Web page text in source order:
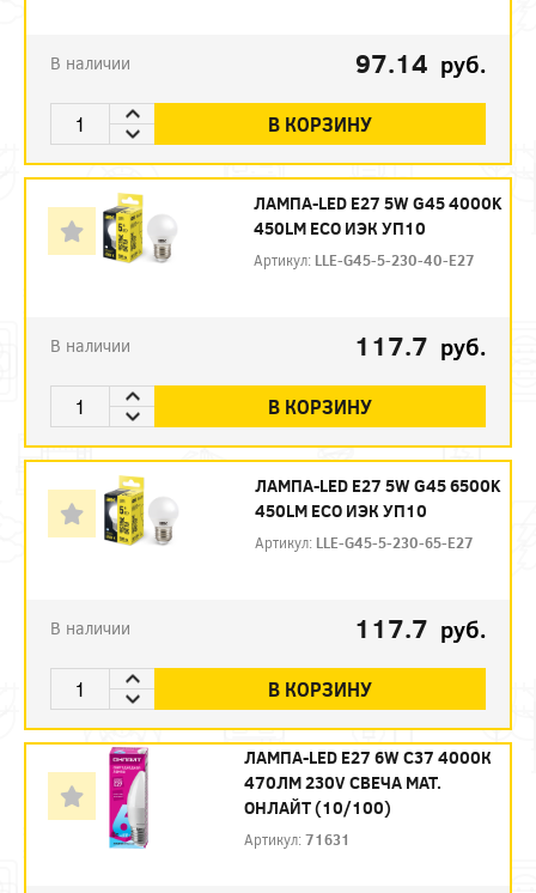
В наличии 97.14 руб.
В КОРЗИНУ
ЛАМПА-LED E27 5W G45 4000K
450LM ECO ИЭК УП10
Артикул: LLE-G45-5-230-40-E27
В наличии 117.7 руб.
В КОРЗИНУ
ЛАМПА-LED E27 5W G45 6500K
450LM ECO ИЭК УП10
Артикул: LLE-G45-5-230-65-E27
В наличии 117.7 руб.
В КОРЗИНУ
ЛАМПА-LED E27 6W C37 4000К
470ЛМ 230V СВЕЧА МАТ.
ОНЛАЙТ (10/100)
Артикул:71631